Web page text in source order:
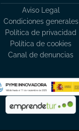
Aviso Legal
Condiciones generales
Política de privacidad
Política de cookies
Canal de denuncias